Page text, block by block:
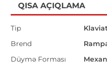
QISA AÇIQLAMA
Tip
Brend
Düymə Forması